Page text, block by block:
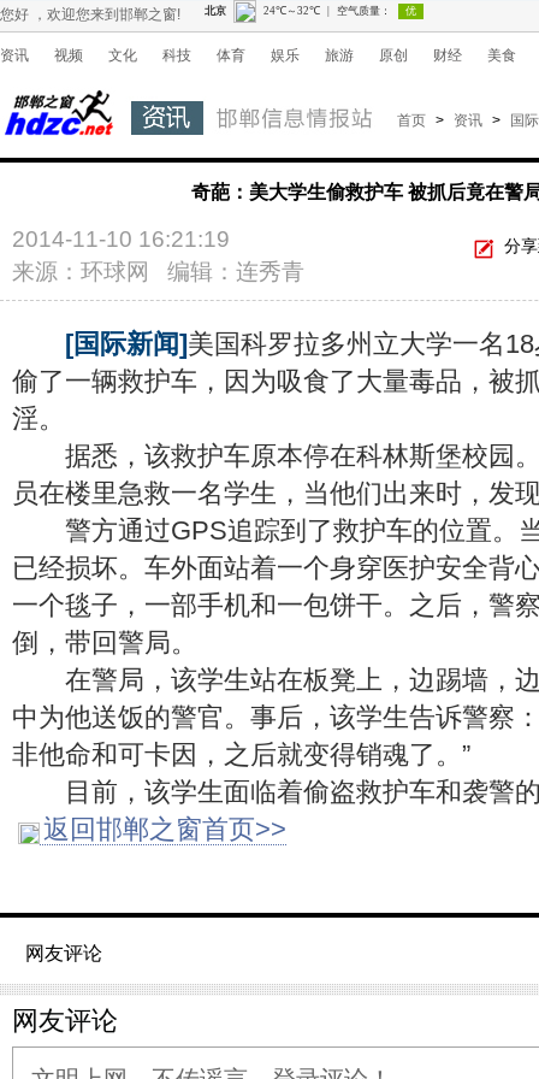
您好 ，欢迎您来到邯郸之窗!
资讯 视频 文化 科技 体育 娱乐 旅游 原创 财经 美食
首页 > 资讯 > 国际
奇葩：美大学生偷救护车 被抓后竟在警
分
2014-11-10 16:21:19
来源：环球网 编辑：连秀青
[国际新闻]美国科罗拉多州立大学一名
偷了一辆救护车，因为吸食了大量毒品，被
淫。
据悉，该救护车原本停在科林斯堡校园
员在楼里急救一名学生，当他们出来时，发
警方通过GPS追踪到了救护车的位置。
已经损坏。车外面站着一个身穿医护安全背
一个毯子，一部手机和一包饼干。之后，警
倒，带回警局。
在警局，该学生站在板凳上，边踢墙，
中为他送饭的警官。事后，该学生告诉警察
非他命和可卡因，之后就变得销魂了。”
目前，该学生面临着偷盗救护车和袭警
返回邯郸之窗首页>>
网友评论